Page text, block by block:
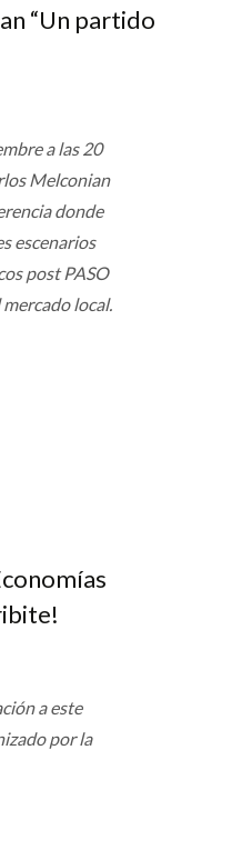
“Un partido
a las 20
Melconian
donde
escenarios
post PASO
local.
a este
por la